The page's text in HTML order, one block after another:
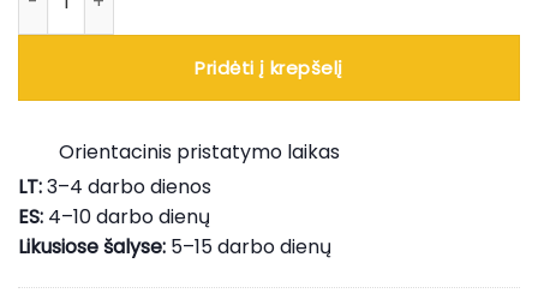
Pridėti į krepšelį
Orientacinis pristatymo laikas
LT:3–4 darbo dienos
ES: 4–10 darbo dienų
Likusiose šalyse: 5–15 darbo dienų